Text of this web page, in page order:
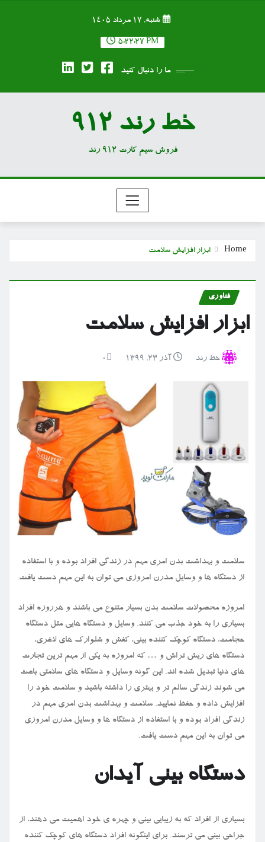
شنبه, ۱۷ مرداد ۱۴۰۵
5:22:27 PM
ما را دنبال کنید
خط رند 912
فروش سیم کارت 912 رند
Home ابزار افزایش سلامت
فناوری
ابزار افزایش سلامت
خط رند آذر ۲۳, ۱۳۹۹ 0
سلامت و بهداشت بدن امری مهم در زندگی افراد بوده و با استفاده
از دستگاه ها و وسایل مدرن امروزی می توان به این مهم دست یافت.
امروزه محصولات سلامت بدن بسیار متنوع می باشند و هرروزه افراد
بسیاری را به خود جذب می کنند. وسایل و دستگاه هایی مثل دستگاه
حجامت، دستگاه کوچک کننده بینی، کفش و شلوارک های لاغری،
دستگاه های ریش تراش و … که امروزه به یکی از مهم ترین تجارت
های دنیا تبدیل شده اند. این گونه وسایل و دستگاه های سلامتی باعث
می شوند زندگی سالم تر و بهتری را داشته باشید و سلامت خود را
افزایش داده و حفظ نمایید. سلامت و بهداشت بدن امری مهم در
زندگی افراد بوده و با استفاده از دستگاه ها و وسایل مدرن امروزی
می توان به این مهم دست یافت.
دستگاه بینی آیدان
بسیاری از افراد که به زیبایی بینی و چهره ی خود اهمیت می دهند، از
جراحی بینی می ترسند. برای اینگونه افراد دستگاه های کوچک کننده